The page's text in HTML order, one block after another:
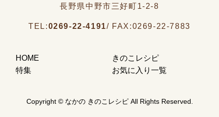
長野県中野市三好町1-2-8
TEL:0269-22-4191/ FAX:0269-22-7883
HOME
きのこレシピ
特集
お気に入り一覧
Copyright © なかの きのこレシピ All Rights Reserved.